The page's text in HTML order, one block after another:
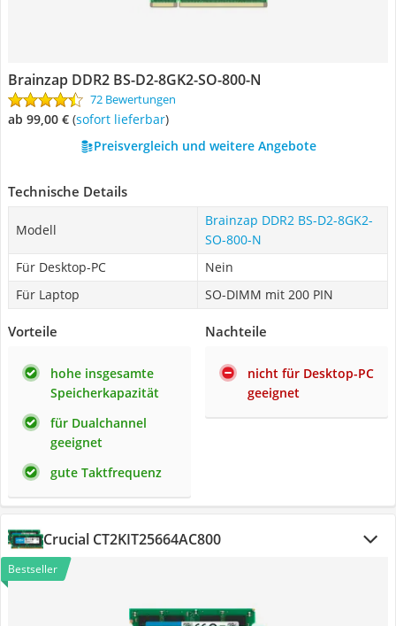
Brainzap DDR2 BS-D2-8GK2-SO-800-N
72 Bewertungen
ab 99,00 € ( Sofort lieferbar)
Preisvergleich und weitere Angebote
Technische Details
Modell
Brainzap DDR2 BS-D2-8GK2-
SO-800-N
Für Desktop-PC
Nein
Für Laptop
SO-DIMM mit 200 PIN
Vorteile
hohe insgesamte
Speicherkapazität
für Dualchannel
geeignet
gute Taktfrequenz
Nachteile
nicht für Desktop-PC
geeignet
Crucial CT2KIT25664AC800
Bestseller